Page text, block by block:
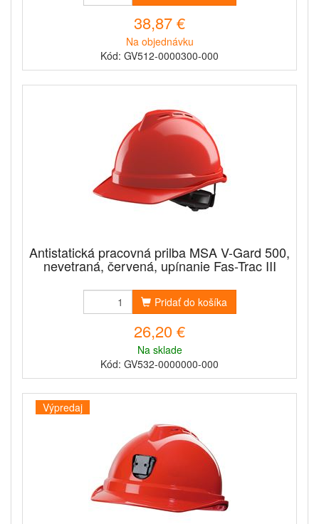
38,87 €
Na objednávku
Kód: GV512-0000300-000
Antistatická pracovná prilba MSA V-Gard 500,
nevetraná, červená, upínanie Fas-Trac III
Pridať do košíka
26,20 €
Na sklade
Kód: GV532-0000000-000
Výpredaj